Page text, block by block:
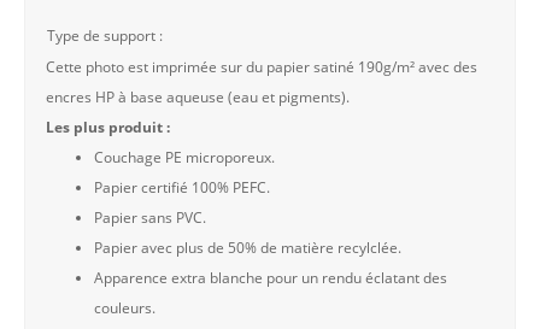
Type de support :
Cette photo est imprimée sur du papier satiné 190g/m² avec des
encres HP à base aqueuse (eau et pigments).
Les plus produit :
Couchage PE microporeux.
Papier certifié 100% PEFC.
Papier sans PVC.
Papier avec plus de 50% de matière recylclée.
Apparence extra blanche pour un rendu éclatant des
couleurs.